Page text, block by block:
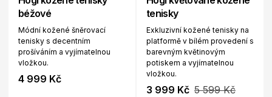
béžové
Módní kožené šněrovací
tenisky s decentním
prošíváním a vyjímatelnou
vložkou.
4 999 Kč
tenisky
Exkluzivní kožené tenisky na
platformě v bílém provedení s
barevným květinovým
potiskem a vyjímatelnou
vložkou.
3 999 Kč 5 599 Kč